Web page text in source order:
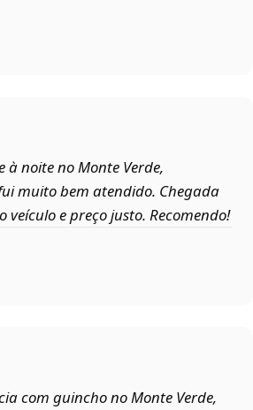
à noite no Monte Verde,
muito bem atendido. Chegada
veículo e preço justo. Recomendo!
com guincho no Monte Verde,